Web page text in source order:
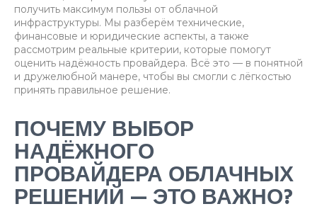
получить максимум пользы от облачной
инфраструктуры. Мы разберём технические,
финансовые и юридические аспекты, а также
рассмотрим реальные критерии, которые помогут
оценить надёжность провайдера. Всё это — в понятной
и дружелюбной манере, чтобы вы смогли с лёгкостью
принять правильное решение.
ПОЧЕМУ ВЫБОР
НАДЁЖНОГО
ПРОВАЙДЕРА ОБЛАЧНЫХ
РЕШЕНИЙ — ЭТО ВАЖНО?